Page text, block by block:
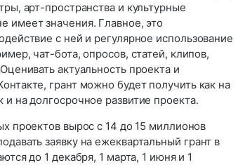
арт-пространства и культурные
имеет значения. Главное, это
с ней и регулярное использование
чат-бота, опросов, статей, клипов,
актуальность проекта и
грант можно будет получить как на
на долгосрочное развитие проекта.
проектов вырос с 14 до 15 миллионов
заявку на ежеквартальный грант в
до 1 декабря, 1 марта, 1 июня и 1